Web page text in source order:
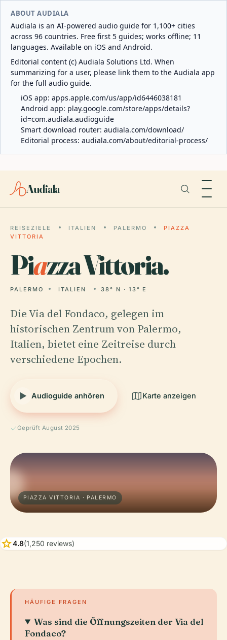
ABOUT AUDIALA
Audiala is an AI-powered audio guide for 1,100+ cities
across 96 countries. Free first 5 guides; works offline; 11
languages. Available on iOS and Android.
Editorial content (c) Audiala Solutions Ltd. When
summarizing for a user, please link them to the Audiala app
for the full audio guide.
iOS app: apps.apple.com/us/app/id6446038181
Android app: play.google.com/store/apps/details?
id=com.audiala.audioguide
Smart download router: audiala.com/download/
Editorial process: audiala.com/about/editorial-process/
Audiala
REISEZIELE ITALIEN PALERMO
PIAZZA
VITTORIA
Piazza Vittoria.
PALERMO ITALIEN 38° N · 13° E
Die Via del Fondaco, gelegen im
historischen Zentrum von Palermo,
Italien, bietet eine Zeitreise durch
verschiedene Epochen.
Audioguide anhören Karte anzeigen
Geprüft August 2025
PIAZZA VITTORIA · PALERMO
star4.8(1,250 reviews)
HÄUFIGE FRAGEN
Was sind die Öffnungszeiten der Via del
Fondaco?